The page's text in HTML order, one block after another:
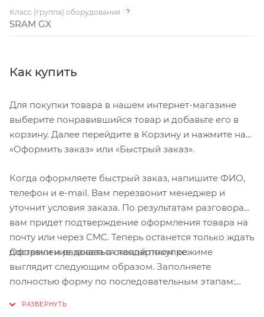
Класс (группа) оборудования ?
SRAM GX
Как купить
Для покупки товара в нашем интернет-магазине
выберите понравившийся товар и добавьте его в
корзину. Далее перейдите в Корзину и нажмите на
«Оформить заказ» или «Быстрый заказ».
Когда оформляете быстрый заказ, напишите ФИО,
телефон и e-mail. Вам перезвонит менеджер и
уточнит условия заказа. По результатам разговора
вам придет подтверждение оформления товара на
почту или через СМС. Теперь останется только ждать
доставки и радоваться новой покупке.
Оформление заказа в стандартном режиме
выглядит следующим образом. Заполняете
полностью форму по последовательным этапам: